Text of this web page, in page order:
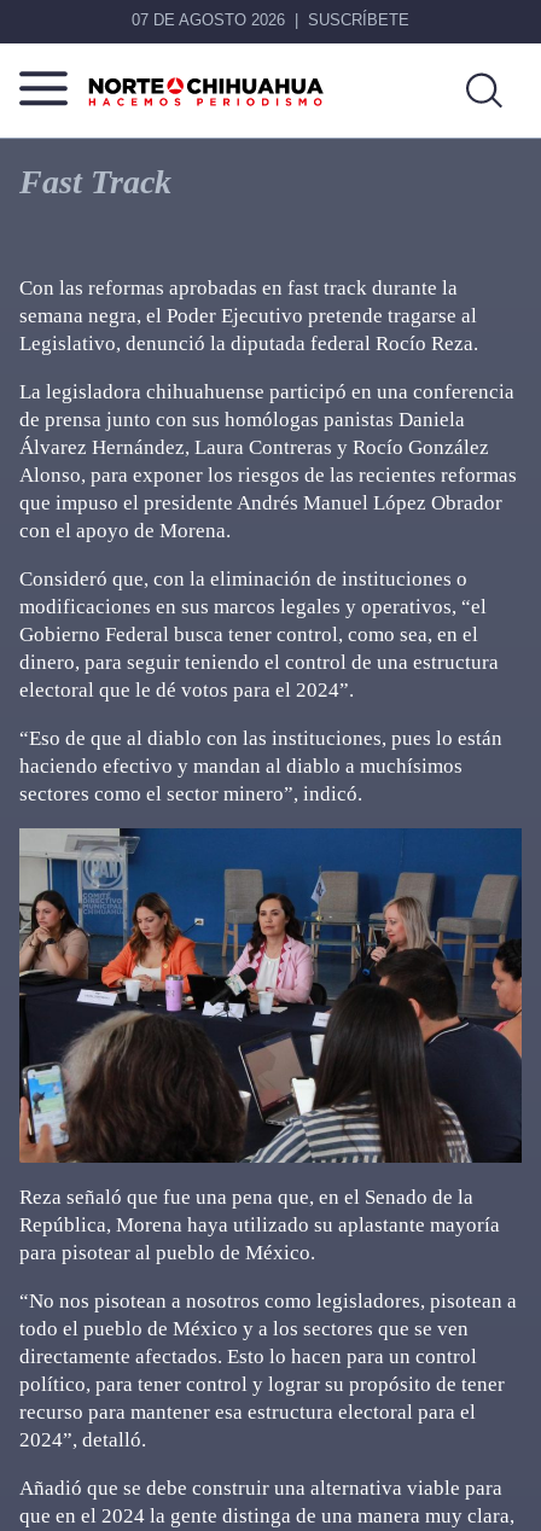
07 DE AGOSTO 2026 SUSCRÍBETE
Norte
De
Chihuahua
Más
que
noticias,
Fast Track
Con las reformas aprobadas en fast track durante la
semana negra, el Poder Ejecutivo pretende tragarse al
Legislativo, denunció la diputada federal Rocío Reza.
La legisladora chihuahuense participó en una conferencia
de prensa junto con sus homólogas panistas Daniela
Álvarez Hernández, Laura Contreras y Rocío González
Alonso, para exponer los riesgos de las recientes reformas
que impuso el presidente Andrés Manuel López Obrador
con el apoyo de Morena.
Consideró que, con la eliminación de instituciones o
modificaciones en sus marcos legales y operativos, “el
Gobierno Federal busca tener control, como sea, en el
dinero, para seguir teniendo el control de una estructura
electoral que le dé votos para el 2024”.
“Eso de que al diablo con las instituciones, pues lo están
haciendo efectivo y mandan al diablo a muchísimos
sectores como el sector minero”, indicó.
Reza señaló que fue una pena que, en el Senado de la
República, Morena haya utilizado su aplastante mayoría
para pisotear al pueblo de México.
“No nos pisotean a nosotros como legisladores, pisotean a
todo el pueblo de México y a los sectores que se ven
directamente afectados. Esto lo hacen para un control
político, para tener control y lograr su propósito de tener
recurso para mantener esa estructura electoral para el
2024”, detalló.
Añadió que se debe construir una alternativa viable para
que en el 2024 la gente distinga de una manera muy clara,